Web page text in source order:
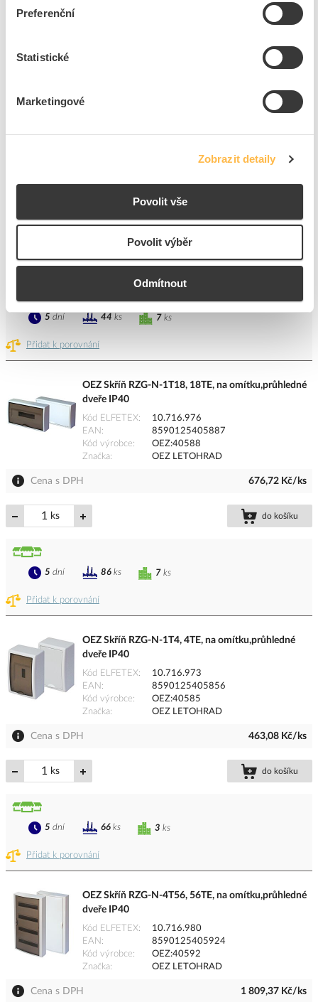
Preferenční
Statistické
Marketingové
Zobrazit detaily
Povolit vše
Povolit výběr
Odmítnout
do košíku
8 ks
10.716.977
OEZ LETOHRAD
Cena s DPH 966,03 Kč/ks
ks do košíku
Přidat k porovnání
7 ks
5 dní 44 ks
OEZ Skříň RZG-N-1T18, 18TE, na omítku,průhledné
dveře IP40
Kód ELFETEX
10.716.976
EAN
8590125405887
Kód výrobce
OEZ:40588
Značka
OEZ LETOHRAD
Cena s DPH 676,72 Kč/ks
ks do košíku
Přidat k porovnání
7 ks
5 dní 86 ks
OEZ Skříň RZG-N-1T4, 4TE, na omítku,průhledné
dveře IP40
Kód ELFETEX
10.716.973
EAN
8590125405856
Kód výrobce
OEZ:40585
Značka
OEZ LETOHRAD
Cena s DPH 463,08 Kč/ks
ks do košíku
Přidat k porovnání
3 ks
5 dní 66 ks
OEZ Skříň RZG-N-4T56, 56TE, na omítku,průhledné
dveře IP40
Kód ELFETEX
10.716.980
EAN
8590125405924
Kód výrobce
OEZ:40592
Značka
OEZ LETOHRAD
Cena s DPH 1 809,37 Kč/ks